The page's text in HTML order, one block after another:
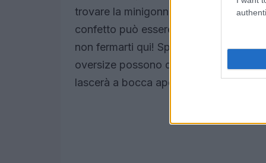
trovare la minigonna di paillettes
confetto può essere abbinata a
non fermarti qui! Sperimenta con
oversize possono dare un twist
lascerà a bocca aperta!